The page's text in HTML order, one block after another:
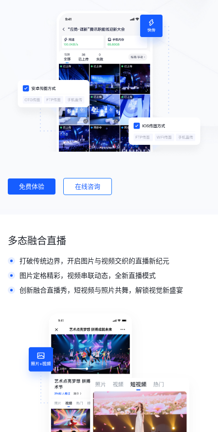
免费体验 在线咨询
多态融合直播
打破传统边界，开启图片与视频交织的直播新纪元
图片定格精彩，视频串联动态，全新直播模式
创新融合直播秀，短视频与照片共舞，解锁视觉新盛宴